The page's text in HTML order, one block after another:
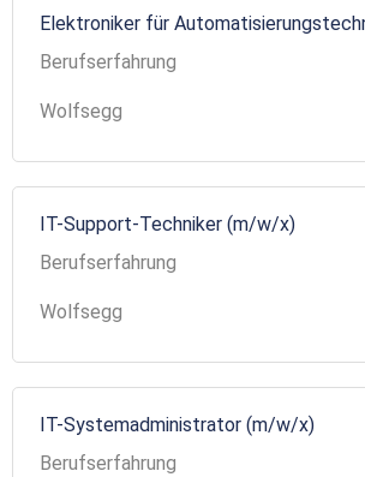
Elektroniker für
Berufserfahrung
Wolfsegg
IT-Support-Techniker (m/w/x)
Berufserfahrung
Wolfsegg
IT-Systemadministrator (m/w/x)
Berufserfahrung